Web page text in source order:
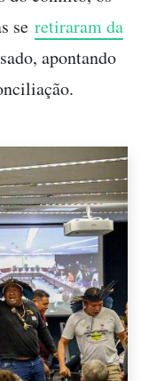
se retiraram da
apontando